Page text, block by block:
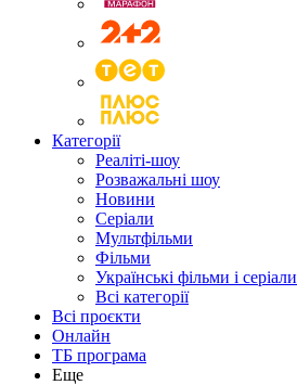
Категорії
Реаліті-шоу
Розважальні шоу
Новини
Серіали
Мультфільми
Фільми
Українські фільми і серіали
Всі категорії
Всі проєкти
Онлайн
ТБ програма
Еще